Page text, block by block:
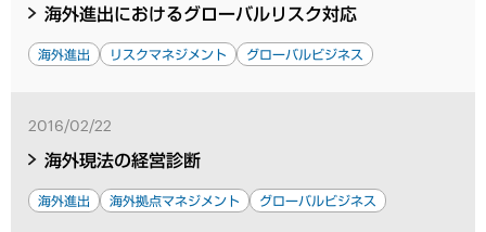
海外進出におけるグローバルリスク対応
海外進出 リスクマネジメント グローバルビジネス
2016/02/22
海外現法の経営診断
海外進出 海外拠点マネジメント グローバルビジネス